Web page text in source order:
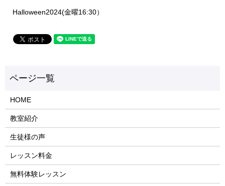
Halloween2024(金曜16:30）
HOME
教室紹介
生徒様の声
レッスン料金
無料体験レッスン